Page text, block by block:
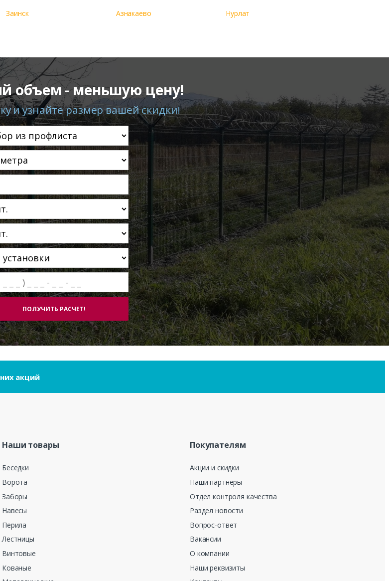
Заинск Азнакаево Нурлат
объем - меньшую цену!
и узнайте размер вашей скидки!
акций
Наши товары
Беседки
Ворота
Заборы
Навесы
Перила
Лестницы
Винтовые
Кованые
Покупателям
Акции и скидки
Наши партнёры
Отдел контроля качества
Раздел новости
Вопрос-ответ
Вакансии
О компании
Наши реквизиты